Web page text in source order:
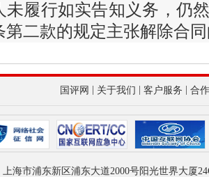
未履行如实告知义务，仍
第二款的规定主张解除合
国评网 关于我们 客户服务 合
上海市浦东新区浦东大道2000号阳光世界大厦